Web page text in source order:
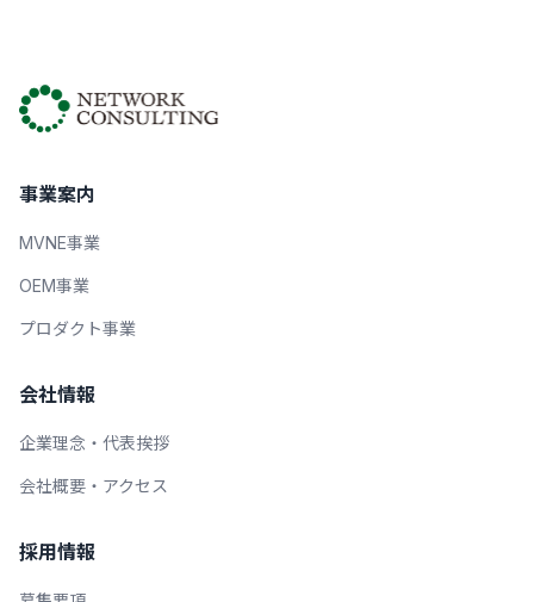
事業案内
MVNE事業
OEM事業
プロダクト事業
会社情報
企業理念・代表挨拶
会社概要・アクセス
採用情報